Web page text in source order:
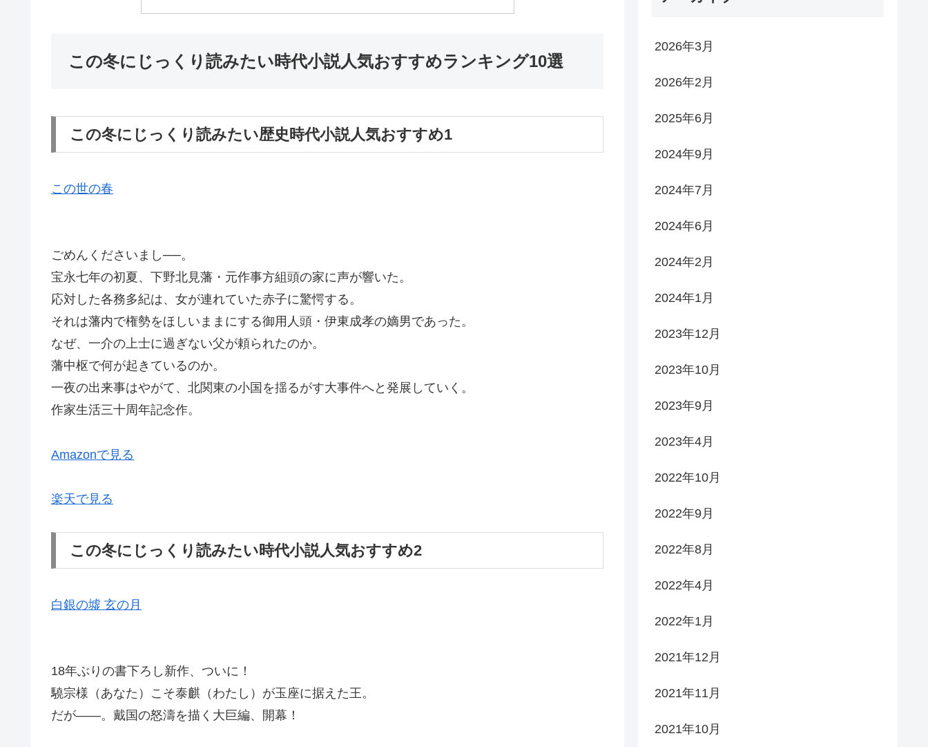
この冬にじっくり読みたい時代小説人気おすすめランキング10選
この冬にじっくり読みたい歴史時代小説人気おすすめ1
この世の春
ごめんくださいまし──。
宝永七年の初夏、下野北見藩・元作事方組頭の家に声が響いた。
応対した各務多紀は、女が連れていた赤子に驚愕する。
それは藩内で権勢をほしいままにする御用人頭・伊東成孝の嫡男であった。
なぜ、一介の上士に過ぎない父が頼られたのか。
藩中枢で何が起きているのか。
一夜の出来事はやがて、北関東の小国を揺るがす大事件へと発展していく。
作家生活三十周年記念作。
Amazonで見る
楽天で見る
この冬にじっくり読みたい時代小説人気おすすめ2
白銀の墟 玄の月
18年ぶりの書下ろし新作、ついに！
驍宗様（あなた）こそ泰麒（わたし）が玉座に据えた王。
だが――。戴国の怒濤を描く大巨編、開幕！
2026年3月
2026年2月
2025年6月
2024年9月
2024年7月
2024年6月
2024年2月
2024年1月
2023年12月
2023年10月
2023年9月
2023年4月
2022年10月
2022年9月
2022年8月
2022年4月
2022年1月
2021年12月
2021年11月
2021年10月